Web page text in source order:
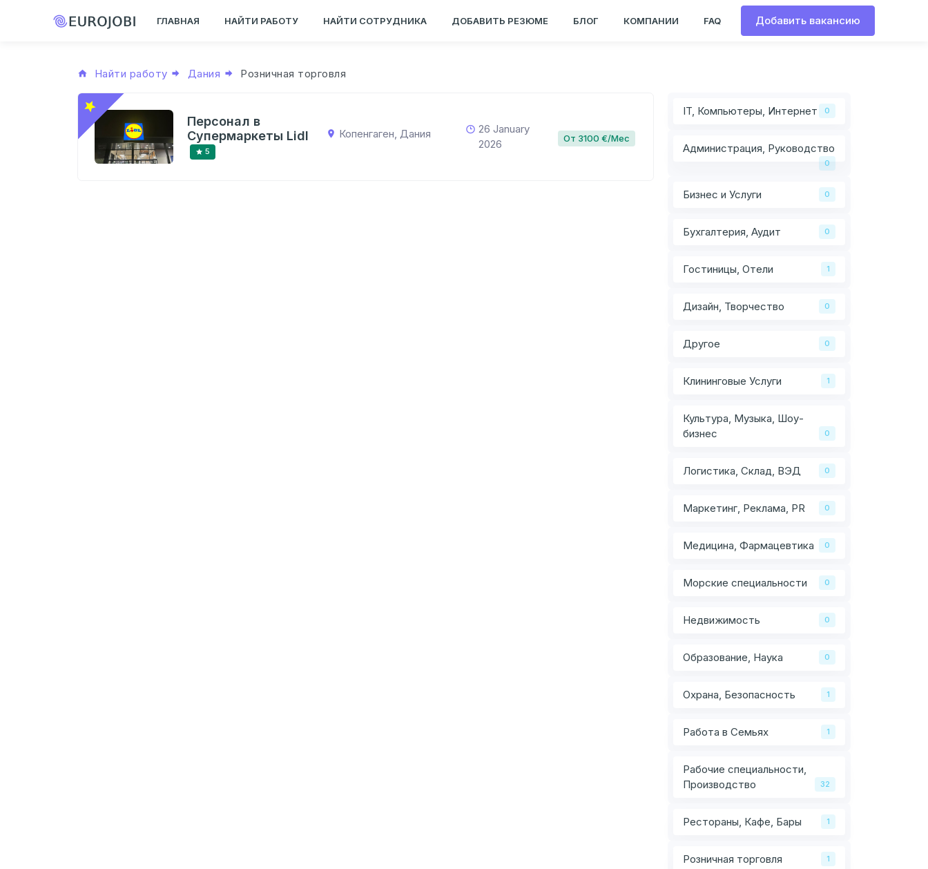
ГЛАВНАЯ НАЙТИ РАБОТУ НАЙТИ СОТРУДНИКА ДОБАВИТЬ РЕЗЮМЕ БЛОГ КОМПАНИИ FAQ Добавить вакансию
Найти работу Дания Розничная торговля
Персонал в
Супермаркеты Lidl
5
Копенгаген, Дания
26 January
2026
От 3100 €/Мес
IT, Компьютеры, Интернет 0
Администрация, Руководство
0
Бизнес и Услуги 0
Бухгалтерия, Аудит 0
Гостиницы, Отели 1
Дизайн, Творчество 0
Другое 0
Клининговые Услуги 1
Культура, Музыка, Шоу-
бизнес
0
Логистика, Склад, ВЭД 0
Маркетинг, Реклама, PR 0
Медицина, Фармацевтика 0
Морские специальности 0
Недвижимость 0
Образование, Наука 0
Охрана, Безопасность 1
Работа в Семьях 1
Рабочие специальности,
Производство
32
Рестораны, Кафе, Бары 1
Розничная торговля 1